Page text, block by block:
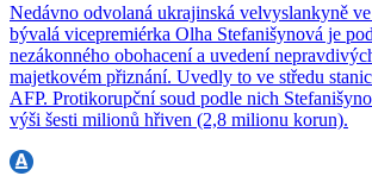
Nedávno odvolaná ukrajinská velvyslankyně
bývalá vicepremiérka Olha Stefanišynová je
nezákonného obohacení a uvedení
majetkovém přiznání. Uvedly to ve středu
AFP. Protikorupční soud podle nich
výši šesti milionů hřiven (2,8 milionu korun).